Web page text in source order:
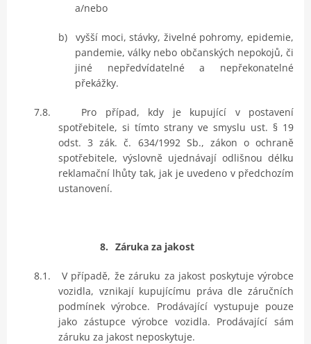
a/nebo
b)
vyšší moci, stávky, živelné pohromy, epidemie,
pandemie, války nebo občanských nepokojů, či
jiné nepředvídatelné a nepřekonatelné
překážky.
7.8.
Pro případ, kdy je kupující v postavení
spotřebitele, si tímto strany ve smyslu ust. § 19
odst. 3 zák. č. 634/1992 Sb., zákon o ochraně
spotřebitele, výslovně ujednávají odlišnou délku
reklamační lhůty tak, jak je uvedeno v předchozím
ustanovení.
8. Záruka za jakost
8.1.
V případě, že záruku za jakost poskytuje výrobce
vozidla, vznikají kupujícímu práva dle záručních
podmínek výrobce. Prodávající vystupuje pouze
jako zástupce výrobce vozidla. Prodávající sám
záruku za jakost neposkytuje.